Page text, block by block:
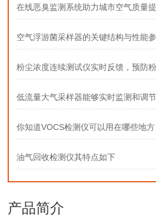
在线恶臭监测系统助力城市空气质量
空气浮游菌采样器的关键结构与性能
粉尘浓度连续测试仪实时反馈，预防
低流量大气采样器能够实时监测和调
你知道VOCS检测仪可以用在哪些地方
油气回收检测仪其特点如下
产品简介